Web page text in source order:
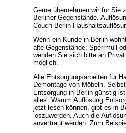
Gerne übernehmen wir für Sie
Berliner Gegenstände.
Couch Berlin
Wenn ein Kunde in Berlin
alte Gegenstände, Sperrmüll
wenden Sie sich bitte an
möglich.
Alle Entsorgungsarbeiten für
Demontage von Möbeln.
Entsorgung in Berlin günstig
alles. Warum Auflösung
jetzt lesen können, gibt es in
loszuwerden. Auch die
anvertraut werden. Zum